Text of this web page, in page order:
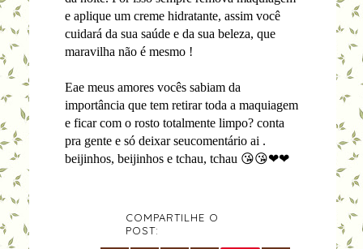
e aplique um creme hidratante, assim você
cuidará da sua saúde e da sua beleza, que
maravilha não é mesmo !
Eae meus amores vocês sabiam da
importância que tem retirar toda a maquiagem
e ficar com o rosto totalmente limpo? conta
pra gente e só deixar seucomentário ai .
beijinhos, beijinhos e tchau, tchau 😘😘❤❤
COMPARTILHE O
POST: